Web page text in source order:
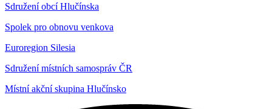
Sdružení obcí Hlučínska
Spolek pro obnovu venkova
Euroregion Silesia
Sdružení místních samospráv ČR
Místní akční skupina Hlučínsko